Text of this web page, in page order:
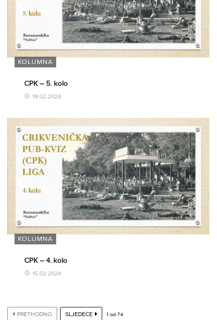
KOLUMNA
CPK – 5. kolo
19.02.2024
KOLUMNA
CPK – 4. kolo
15.02.2024
PRETHODNO SLJEDEĆE 1 od 74